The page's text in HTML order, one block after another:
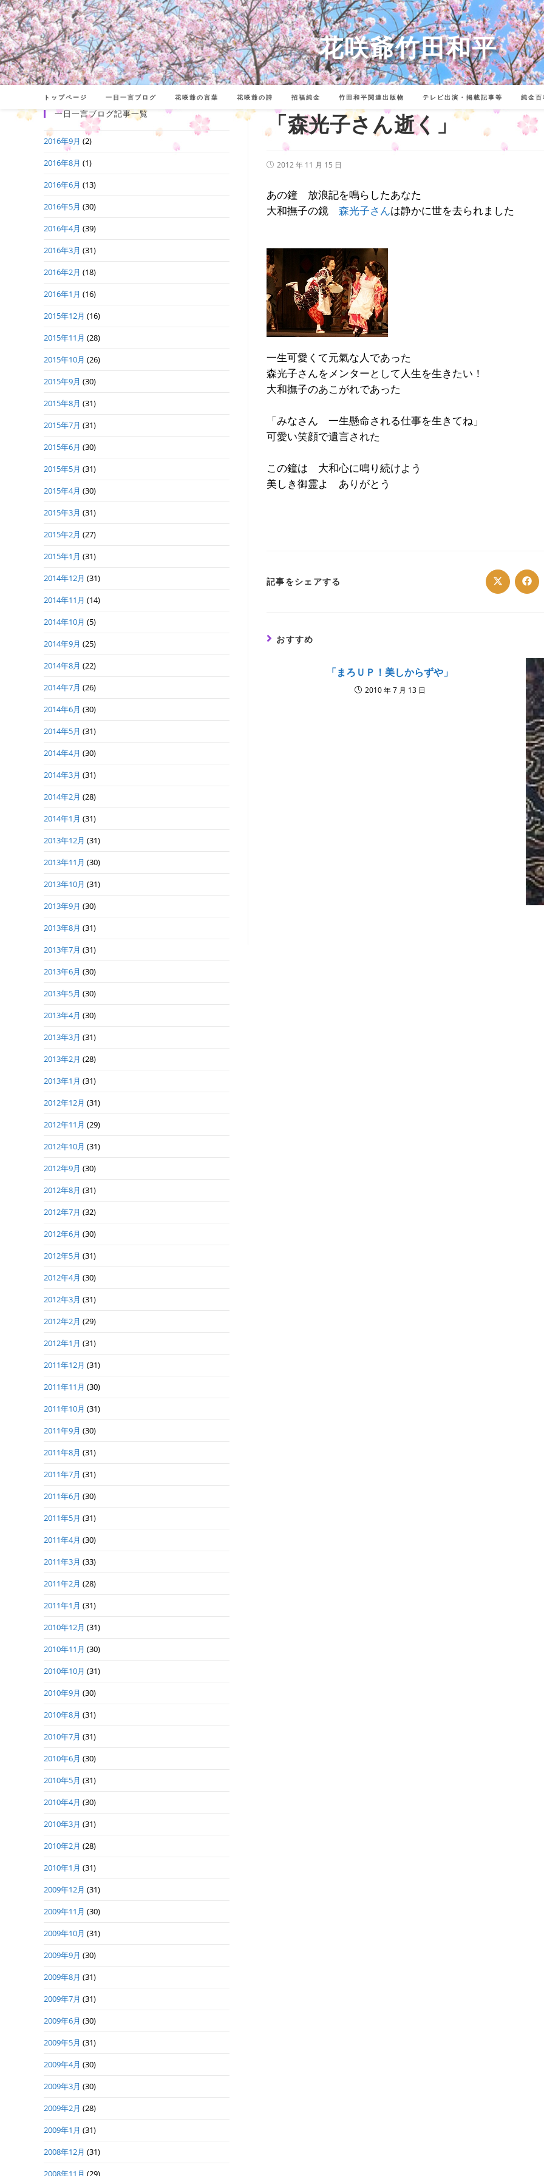
コ
ン
テ
ン
ツ
花咲爺竹田和平
トップページ 一日一言ブログ 花咲爺の言葉 花咲爺の詩 招福純金 竹田和平関連出版物 テレビ出演・掲載記事等 純金百
「森光子さん逝く」
投
開
日:
2012 年 11 月 15 日
あの鐘 放浪記を鳴らしたあなた
大和撫子の鏡 森光子さんは静かに世を去られました
一生可愛くて元氣な人であった
森光子さんをメンターとして人生を生きたい！
大和撫子のあこがれであった
「みなさん 一生懸命される仕事を生きてね」
可愛い笑顔で遺言された
この鐘は 大和心に鳴り続けよう
美しき御霊よ ありがとう
記事をシェアする Opens
in in
おすすめ
「まろＵＰ！美しからずや」
2010 年 7 月 13 日
一日一言ブログ記事一覧
2016年9月 (2)
2016年8月 (1)
2016年6月 (13)
2016年5月 (30)
2016年4月 (39)
2016年3月 (31)
2016年2月 (18)
2016年1月 (16)
2015年12月 (16)
2015年11月 (28)
2015年10月 (26)
2015年9月 (30)
2015年8月 (31)
2015年7月 (31)
2015年6月 (30)
2015年5月 (31)
2015年4月 (30)
2015年3月 (31)
2015年2月 (27)
2015年1月 (31)
2014年12月 (31)
2014年11月 (14)
2014年10月 (5)
2014年9月 (25)
2014年8月 (22)
2014年7月 (26)
2014年6月 (30)
2014年5月 (31)
2014年4月 (30)
2014年3月 (31)
2014年2月 (28)
2014年1月 (31)
2013年12月 (31)
2013年11月 (30)
2013年10月 (31)
2013年9月 (30)
2013年8月 (31)
2013年7月 (31)
2013年6月 (30)
2013年5月 (30)
2013年4月 (30)
2013年3月 (31)
2013年2月 (28)
2013年1月 (31)
2012年12月 (31)
2012年11月 (29)
2012年10月 (31)
2012年9月 (30)
2012年8月 (31)
2012年7月 (32)
2012年6月 (30)
2012年5月 (31)
2012年4月 (30)
2012年3月 (31)
2012年2月 (29)
2012年1月 (31)
2011年12月 (31)
2011年11月 (30)
2011年10月 (31)
2011年9月 (30)
2011年8月 (31)
2011年7月 (31)
2011年6月 (30)
2011年5月 (31)
2011年4月 (30)
2011年3月 (33)
2011年2月 (28)
2011年1月 (31)
2010年12月 (31)
2010年11月 (30)
2010年10月 (31)
2010年9月 (30)
2010年8月 (31)
2010年7月 (31)
2010年6月 (30)
2010年5月 (31)
2010年4月 (30)
2010年3月 (31)
2010年2月 (28)
2010年1月 (31)
2009年12月 (31)
2009年11月 (30)
2009年10月 (31)
2009年9月 (30)
2009年8月 (31)
2009年7月 (31)
2009年6月 (30)
2009年5月 (31)
2009年4月 (30)
2009年3月 (30)
2009年2月 (28)
2009年1月 (31)
2008年12月 (31)
2008年11月 (29)